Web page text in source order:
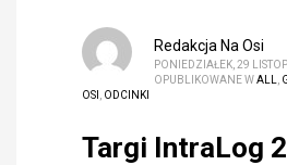
Redakcja Na Osi
PONIEDZIAŁEK, 29
OPUBLIKOWANE WALL
OSI
ODCINKI
Targi IntraLog